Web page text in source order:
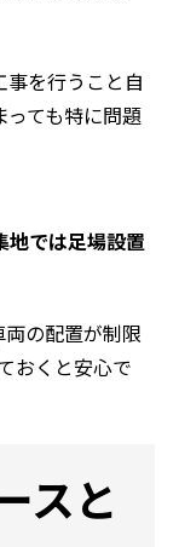
事を行うこと自
っても特に問題
地では足場設置
の配置が制限
おくと安心で
スと